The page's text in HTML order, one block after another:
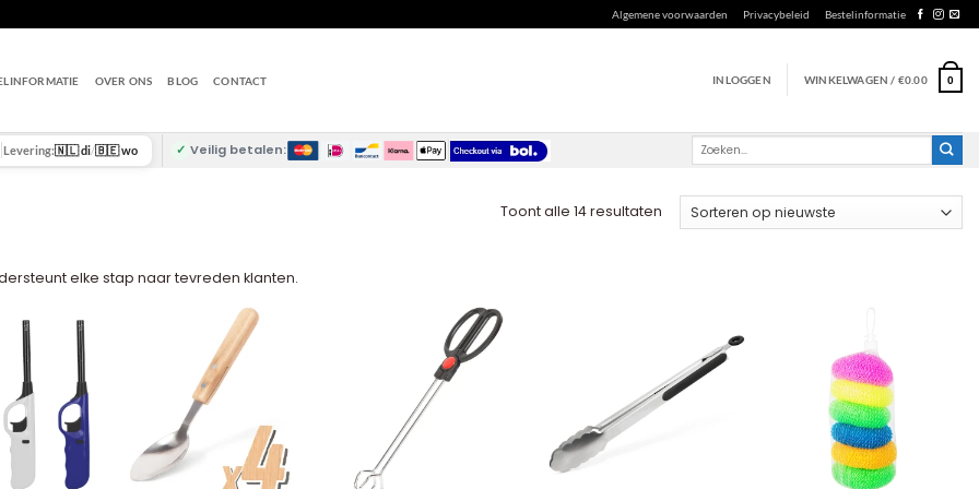
Algemene voorwaarden Privacybeleid Bestelinformatie
OVER ONS BLOG CONTACT INLOGGEN WINKELWAGEN / €0.00 0
Levering:🇳🇱 di/🇧🇪 wo ✓ Veilig betalen:
Zoeken
Toont alle 14 resultaten Gesorteerd
op
elke stap naar tevreden klanten.
+